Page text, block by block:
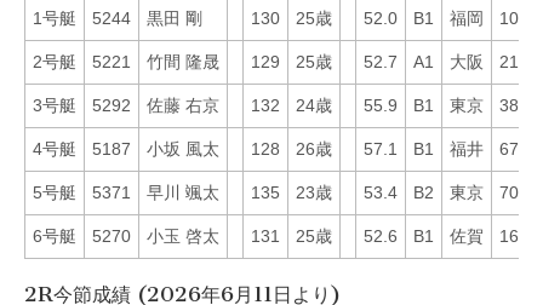
1号艇 5244 黒田 剛 130 25歳 52.0 B1 福岡 10
2号艇 5221 竹間 隆晟 129 25歳 52.7 A1 大阪 21
3号艇 5292 佐藤 右京 132 24歳 55.9 B1 東京 38
4号艇 5187 小坂 風太 128 26歳 57.1 B1 福井 67
5号艇 5371 早川 颯太 135 23歳 53.4 B2 東京 70
6号艇 5270 小玉 啓太 131 25歳 52.6 B1 佐賀 16
2R今節成績 (2026年6月11日より)